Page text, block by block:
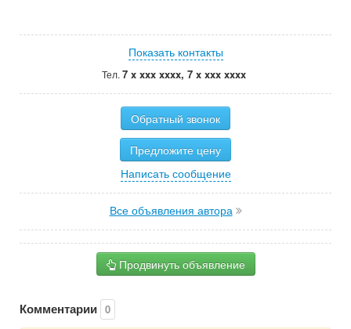
Показать контакты
Тел. 7 x xxx xxxx, 7 x xxx xxxx
Обратный звонок
Предложите цену
Написать сообщение
Все объявления автора
Продвинуть объявление
Комментарии 0